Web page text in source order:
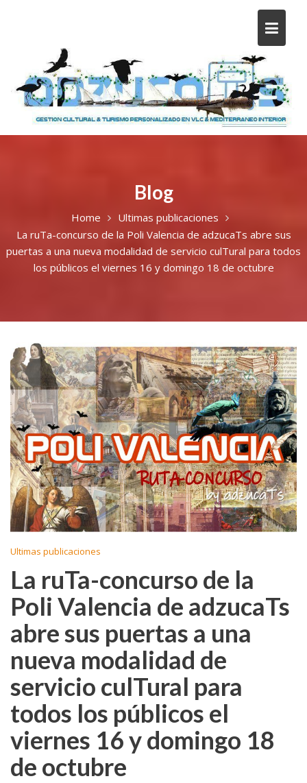
Blog
Home
Ultimas publicaciones
La ruTa-concurso de la Poli Valencia de adzucaTs abre sus
puertas a una nueva modalidad de servicio culTural para todos
los públicos el viernes 16 y domingo 18 de octubre
Ultimas publicaciones
La ruTa-concurso de la
Poli Valencia de adzucaTs
abre sus puertas a una
nueva modalidad de
servicio culTural para
todos los públicos el
viernes 16 y domingo 18
de octubre